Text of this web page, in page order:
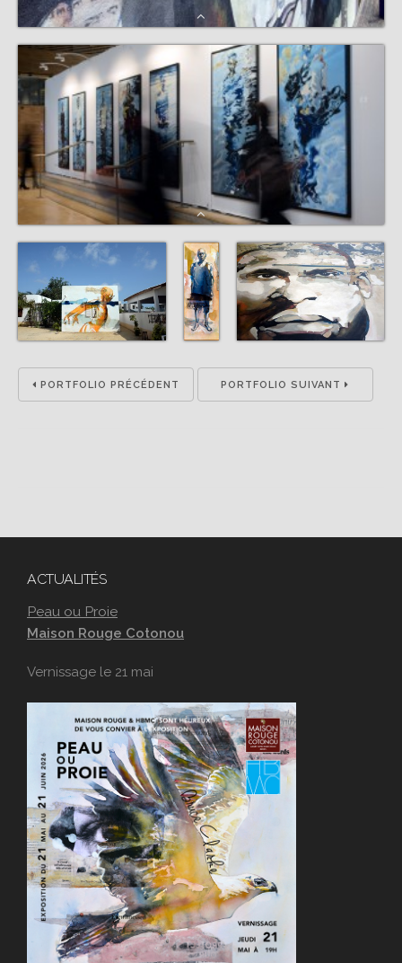
PORTFOLIO PRÉCÉDENT PORTFOLIO SUIVANT
ACTUALITÉS
Peau ou Proie
Maison Rouge Cotonou
Vernissage le 21 mai